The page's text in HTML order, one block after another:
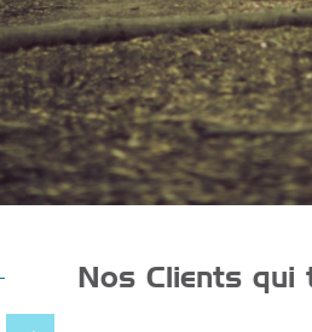
Nos Clients qui